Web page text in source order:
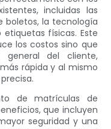
incluidas las
boletos, la tecnología
físicas. Este
los costos sino que
general del cliente,
rápida y al mismo
de matrículas de
que incluyen
seguridad y una